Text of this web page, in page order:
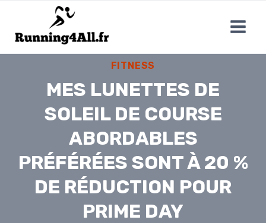
contenu
FITNESS
MES LUNETTES DE
SOLEIL DE COURSE
ABORDABLES
PRÉFÉRÉES SONT À 20 %
DE RÉDUCTION POUR
PRIME DAY